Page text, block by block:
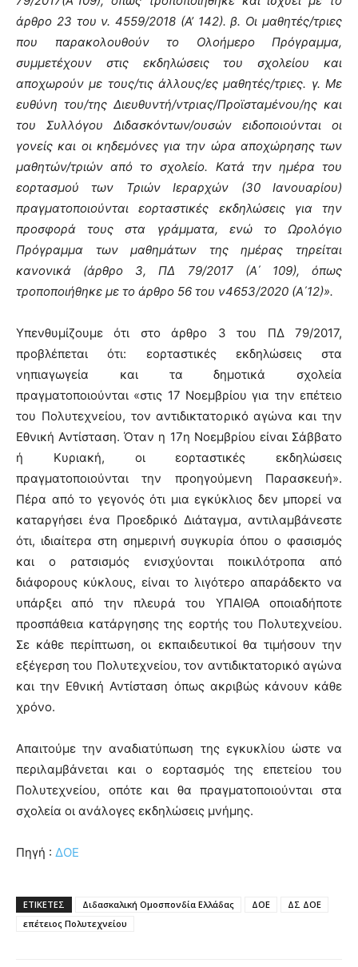
άρθρο 23 του ν. 4559/2018 (Α’ 142). β. Οι μαθητές/τριες
που παρακολουθούν το Ολοήμερο Πρόγραμμα,
συμμετέχουν στις εκδηλώσεις του σχολείου και
αποχωρούν με τους/τις άλλους/ες μαθητές/τριες. γ. Με
ευθύνη του/της Διευθυντή/ντριας/Προϊσταμένου/ης και
του Συλλόγου Διδασκόντων/ουσών ειδοποιούνται οι
γονείς και οι κηδεμόνες για την ώρα αποχώρησης των
μαθητών/τριών από το σχολείο. Κατά την ημέρα του
εορτασμού των Τριών Ιεραρχών (30 Ιανουαρίου)
πραγματοποιούνται εορταστικές εκδηλώσεις για την
προσφορά τους στα γράμματα, ενώ το Ωρολόγιο
Πρόγραμμα των μαθημάτων της ημέρας τηρείται
κανονικά (άρθρο 3, ΠΔ 79/2017 (Α΄ 109), όπως
τροποποιήθηκε με το άρθρο 56 του ν4653/2020 (Α΄12)».
Υπενθυμίζουμε ότι στο άρθρο 3 του ΠΔ 79/2017,
προβλέπεται ότι: εορταστικές εκδηλώσεις στα
νηπιαγωγεία και τα δημοτικά σχολεία
πραγματοποιούνται «στις 17 Νοεμβρίου για την επέτειο
του Πολυτεχνείου, τον αντιδικτατορικό αγώνα και την
Εθνική Αντίσταση. Όταν η 17η Νοεμβρίου είναι Σάββατο
ή Κυριακή, οι εορταστικές εκδηλώσεις
πραγματοποιούνται την προηγούμενη Παρασκευή».
Πέρα από το γεγονός ότι μια εγκύκλιος δεν μπορεί να
καταργήσει ένα Προεδρικό Διάταγμα, αντιλαμβάνεστε
ότι, ιδιαίτερα στη σημερινή συγκυρία όπου ο φασισμός
και ο ρατσισμός ενισχύονται ποικιλότροπα από
διάφορους κύκλους, είναι το λιγότερο απαράδεκτο να
υπάρξει από την πλευρά του ΥΠΑΙΘΑ οποιαδήποτε
προσπάθεια κατάργησης της εορτής του Πολυτεχνείου.
Σε κάθε περίπτωση, οι εκπαιδευτικοί θα τιμήσουν την
εξέγερση του Πολυτεχνείου, τον αντιδικτατορικό αγώνα
και την Εθνική Αντίσταση όπως ακριβώς κάνουν κάθε
χρόνο.
Απαιτούμε την αναδιατύπωση της εγκυκλίου ώστε να
περιλαμβάνεται και ο εορτασμός της επετείου του
Πολυτεχνείου, οπότε και θα πραγματοποιούνται στα
σχολεία οι ανάλογες εκδηλώσεις μνήμης.
Πηγή : ΔΟΕ
ΕΤΙΚΕΤΕΣ Διδασκαλική Ομοσπονδία Ελλάδας ΔΟΕ
ΔΣ ΔΟΕ
επέτειος Πολυτεχνείου